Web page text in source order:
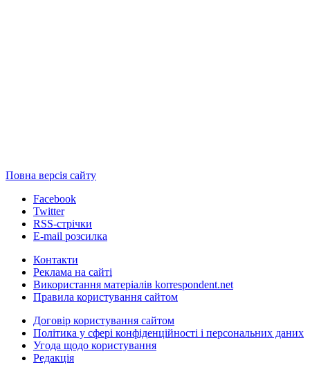
Повна версія сайту
Facebook
Twitter
RSS-стрічки
E-mail розсилка
Контакти
Реклама на сайті
Використання матеріалів korrespondent.net
Правила користування сайтом
Договір користування сайтом
Політика у сфері конфіденційності і персональних даних
Угода щодо користування
Редакція